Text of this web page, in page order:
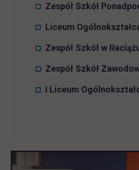
Zespół Szkół
Liceum
Zespół Szkół w
Zespół Szkół
I Liceum